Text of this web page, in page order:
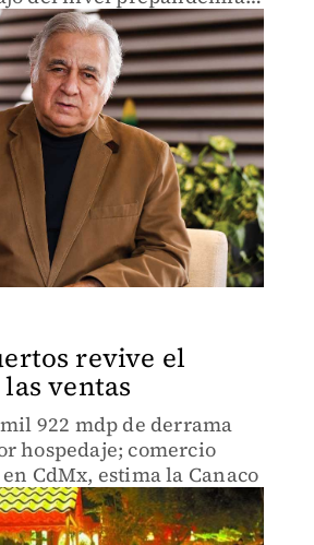
más pronta.
revive el
ventas
922 mdp de derrama
hospedaje; comercio
CdMx, estima la Canaco